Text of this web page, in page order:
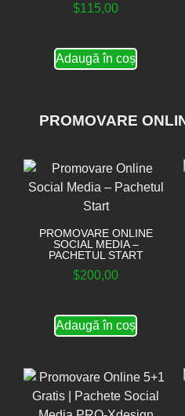
$115,00
Adaugă în coș
PROMOVARE
PROMOVARE ONLINE
SOCIAL MEDIA –
PACHETUL START
$200,00
Adaugă în coș